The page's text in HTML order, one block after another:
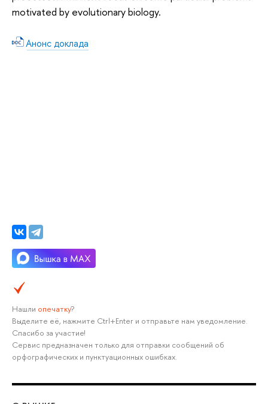
motivated by evolutionary biology.
Анонс доклада
Нашли опечатку?
Выделите её, нажмите Ctrl+Enter и отправьте нам уведомление.
Спасибо за участие!
Сервис предназначен только для отправки сообщений об
орфографических и пунктуационных ошибках.